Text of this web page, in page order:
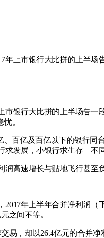
上市银行大比拼的上半
银行大比拼的上半场告一
。
亿及百亿以下的银行同
发展，小银行求生存，不
高速增长与贴地飞行甚至
年上半年合并净利润（
之间不等。
，却以26.4亿元的合并净